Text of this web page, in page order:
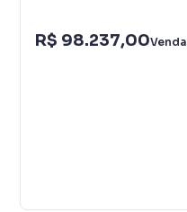
R$ 98.237,00Venda